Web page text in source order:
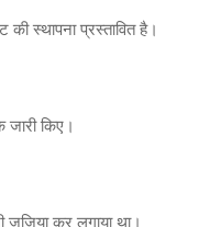
स्थापना प्रस्तावित है।
किए।
जजिया कर लगाया था।